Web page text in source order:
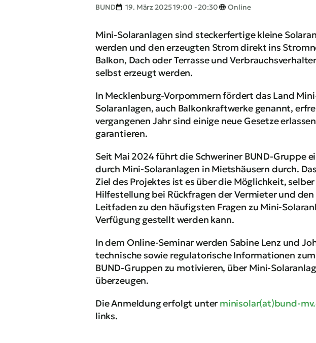
BUND 19. März 2025 19:00 - 20:30 Online
Mini-Solaranlagen sind steckerfertige kleine
werden und den erzeugten Strom direkt ins
Balkon, Dach oder Terrasse und
selbst erzeugt werden.
In Mecklenburg-Vorpommern fördert das Land
Solaranlagen, auch Balkonkraftwerke genannt,
vergangenen Jahr sind einige neue Gesetze
garantieren.
Seit Mai 2024 führt die Schweriner BUND-Gruppe
durch Mini-Solaranlagen in Mietshäusern durch.
Ziel des Projektes ist es über die Möglichkeit,
Hilfestellung bei Rückfragen der Vermieter und
Leitfaden zu den häufigsten Fragen zu Mini-
Verfügung gestellt werden kann.
In dem Online-Seminar werden Sabine Lenz und
technische sowie regulatorische Informationen
BUND-Gruppen zu motivieren, über Mini-
überzeugen.
Die Anmeldung erfolgt unter minisolar(at)bund-
links.